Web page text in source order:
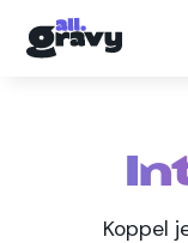
Koppel